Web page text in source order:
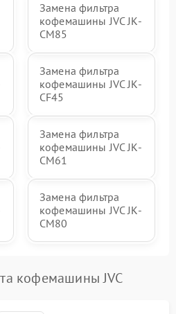
Замена фильтра
кофемашины JVC JK-
CM85
Замена фильтра
кофемашины JVC JK-
CF45
Замена фильтра
кофемашины JVC JK-
CM61
Замена фильтра
кофемашины JVC JK-
CM80
кофемашины JVC